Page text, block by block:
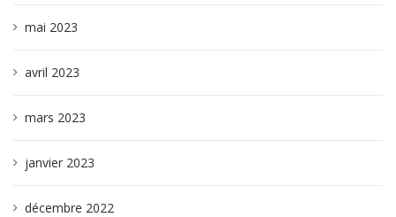
mai 2023
avril 2023
mars 2023
janvier 2023
décembre 2022